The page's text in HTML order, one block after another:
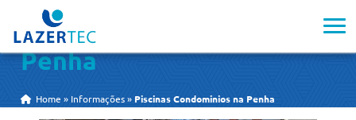
Piscinas Condominios na
Penha
Home » Informações » Piscinas Condominios na Penha